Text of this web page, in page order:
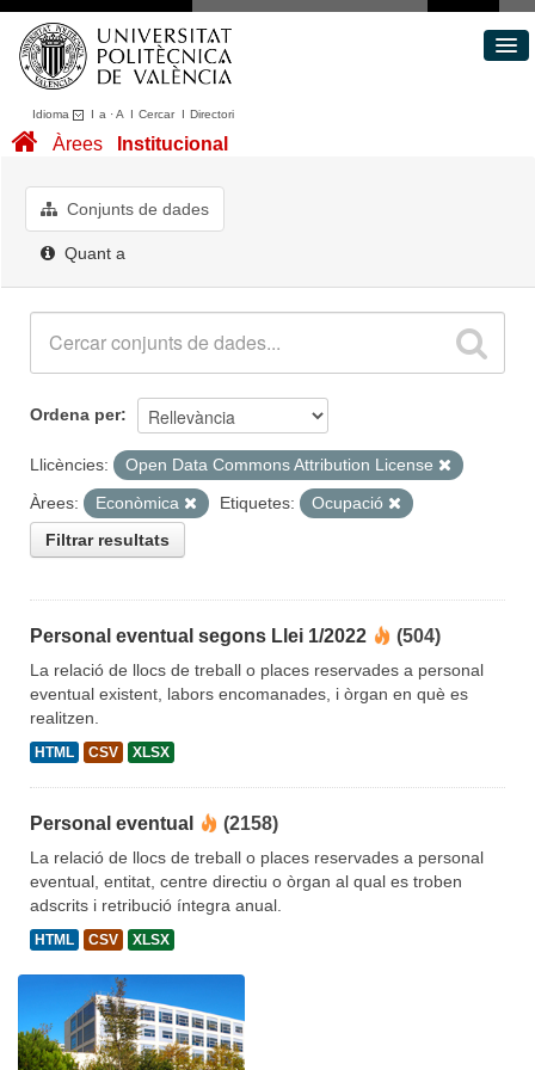
Idioma I a ·A I CercarI Directori
Conjunts de dades
Quant a
Àrees Institucional
Conjunts de dades
Quant a
Ordena per
Llicències:
Open Data Commons Attribution License
Àrees:
Econòmica Etiquetes:
Ocupació
Filtrar resultats
Personal eventual segons Llei 1/2022 (504)
La relació de llocs de treball o places reservades a personal
eventual existent, labors encomanades, i òrgan en què es
realitzen.
HTML CSV XLSX
Personal eventual (2158)
La relació de llocs de treball o places reservades a personal
eventual, entitat, centre directiu o òrgan al qual es troben
adscrits i retribució íntegra anual.
HTML CSV XLSX